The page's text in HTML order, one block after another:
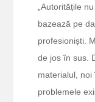
„Autoritățile
bazează pe
profesioniști.
de jos în sus.
materialul,
problemele